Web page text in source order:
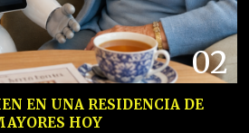
02
EN UNA RESIDENCIA DE
HOY